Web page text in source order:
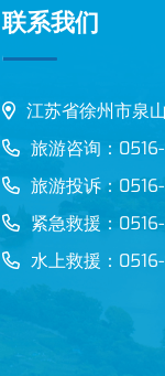
联系我们
江苏省徐州市泉
旅游咨询：
旅游投诉：
紧急救援：
水上救援：